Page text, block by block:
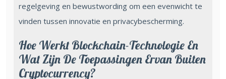
regelgeving en bewustwording om een evenwicht te
vinden tussen innovatie en privacybescherming.
Hoe Werkt Blockchain-Technologie En
Wat Zijn De Toepassingen Ervan Buiten
Cryptocurrency?